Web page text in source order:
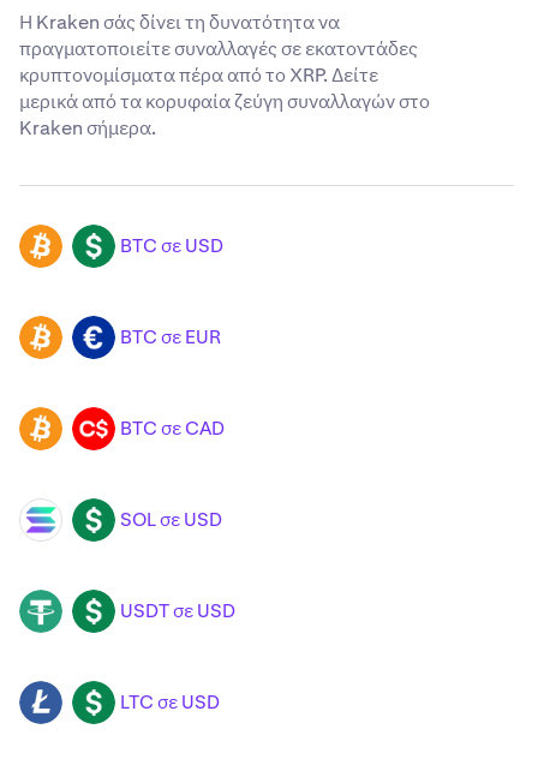
Η Kraken σάς δίνει τη δυνατότητα να
πραγματοποιείτε συναλλαγές σε εκατοντάδες
κρυπτονομίσματα πέρα από το XRP. Δείτε
μερικά από τα κορυφαία ζεύγη συναλλαγών στο
Kraken σήμερα.
BTC USD BTC σε USD
BTC EUR BTC σε EUR
BTC CAD BTC σε CAD
SOL USD SOL σε USD
USDT USD USDT σε USD
LTC USD LTC σε USD